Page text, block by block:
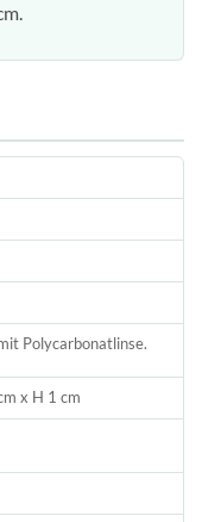
Polycarbonatlinse.
x H 1 cm